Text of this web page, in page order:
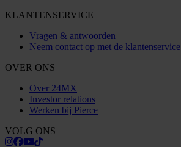
KLANTENSERVICE
Vragen & antwoorden
Neem contact op met de klantenservice
OVER ONS
Over 24MX
Investor relations
Werken bij Pierce
VOLG ONS